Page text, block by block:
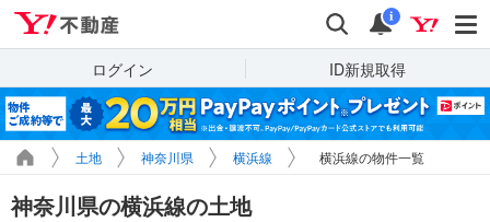
検索 通知
i
ログイン ID新規取得
土地 神奈川県 横浜線 横浜線の物件一覧
神奈川県の横浜線の土地